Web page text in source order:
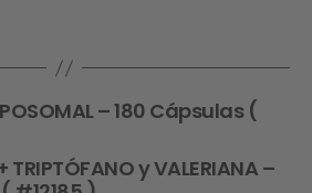
– 180 Cápsulas (
TRIPTÓFANO y VALERIANA –